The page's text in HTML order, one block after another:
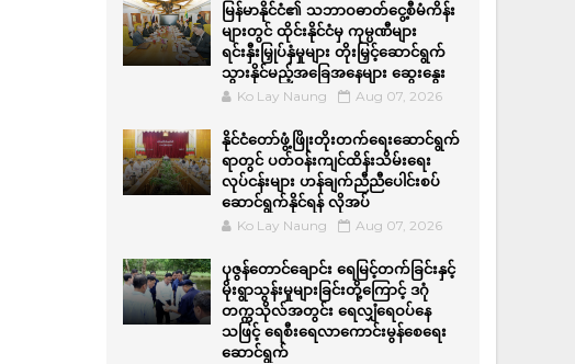
မြန်မာနိုင်ငံ၏ သဘာဝဓာတ်ငွေ့စီမံကိန်း
များတွင် ထိုင်းနိုင်ငံမှ ကုမ္ပဏီများ
ရင်းနှီးမြှုပ်နှံမှုများ တိုးမြှင့်ဆောင်ရွက်
သွားနိုင်မည့်အခြေအနေများ ဆွေးနွေး
Ko Lay Naung Aug 07, 2026
နိုင်ငံတော်ဖွံ့ဖြိုးတိုးတက်ရေးဆောင်ရွက်
ရာတွင် ပတ်ဝန်းကျင်ထိန်းသိမ်းရေး
လုပ်ငန်းများ ဟန်ချက်ညီညီပေါင်းစပ်
ဆောင်ရွက်နိုင်ရန် လိုအပ်
Ko Lay Naung Aug 07, 2026
ပုဇွန်တောင်ချောင်း ရေမြင့်တက်ခြင်းနှင့်
မိုးရွာသွန်းမှုများခြင်းတို့ကြောင့် ဒဂုံ
တက္ကသိုလ်အတွင်း ရေလျှံရေဝပ်နေ
သဖြင့် ရေစီးရေလာကောင်းမွန်စေရေး
ဆောင်ရွက်